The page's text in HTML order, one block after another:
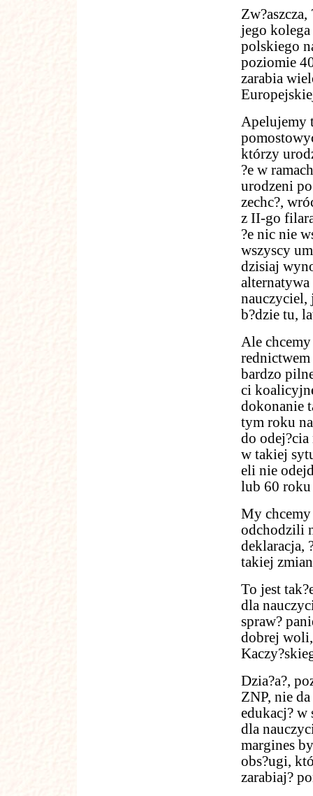
jego
polskiego
poziomie
zarabia
Apelujemy
którzy
?e w
urodzeni
zechc?,
z II-go
?e nic nie
wszyscy
dzisiaj
alternatywa
nauczyciel,
b?dzie tu,
Ale
rednictwem
bardzo
ci
dokonanie
tym roku
do
w takiej
eli nie
lub 60 roku
My chcemy
odchodzili
deklaracja,
takiej
To jest
dla
spraw?
dobrej woli,
Dzia?a?,
ZNP, nie
edukacj? w
dla
margines
obs?ugi,
zarabiaj?